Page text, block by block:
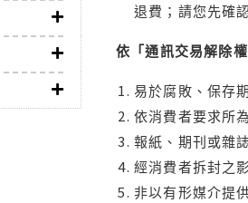
退費；請您先確
依「通訊交易解除
易於腐敗、保存
依消費者要求所
報紙、期刊或雜
經消費者拆封之
非以有形媒介提